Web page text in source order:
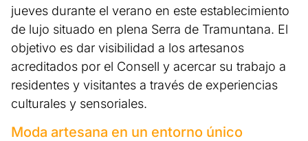
jueves durante el verano en este establecimiento
de lujo situado en plena Serra de Tramuntana. El
objetivo es dar visibilidad a los artesanos
acreditados por el Consell y acercar su trabajo a
residentes y visitantes a través de experiencias
culturales y sensoriales.
Moda artesana en un entorno único